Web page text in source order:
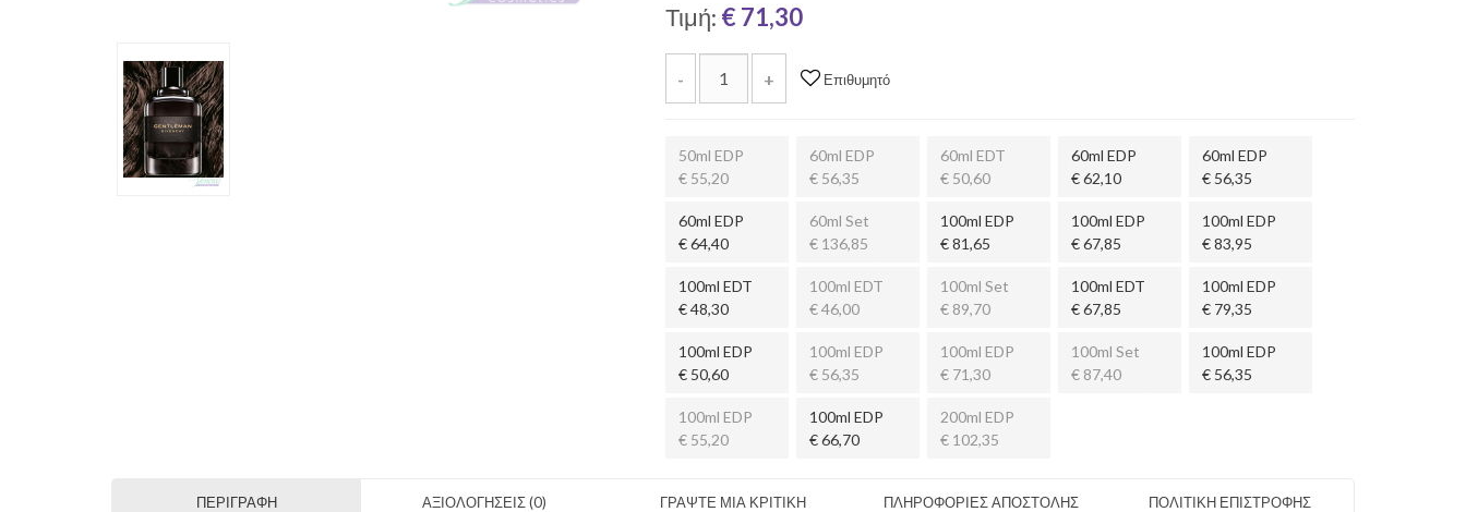
Τιμή: € 71,30
- + Επιθυμητό
50ml EDP
€ 55,20
60ml EDP
€ 56,35
60ml EDT
€ 50,60
60ml EDP
€ 62,10
60ml EDP
€ 56,35
60ml EDP
€ 64,40
60ml Set
€ 136,85
100ml EDP
€ 81,65
100ml EDP
€ 67,85
100ml EDP
€ 83,95
100ml EDT
€ 48,30
100ml EDT
€ 46,00
100ml Set
€ 89,70
100ml EDT
€ 67,85
100ml EDP
€ 79,35
100ml EDP
€ 50,60
100ml EDP
€ 56,35
100ml EDP
€ 71,30
100ml Set
€ 87,40
100ml EDP
€ 56,35
100ml EDP
€ 55,20
100ml EDP
€ 66,70
200ml EDP
€ 102,35
ΠΕΡΙΓΡΑΦΉ ΑΞΙΟΛΟΓΉΣΕΙΣ (0) ΓΡΑΨΤΕ ΜΙΑ ΚΡΙΤΙΚΗ ΠΛΗΡΟΦΟΡΙΕΣ ΑΠΟΣΤΟΛΗΣ ΠΟΛΙΤΙΚΗ ΕΠΙΣΤΡΟΦΗΣ